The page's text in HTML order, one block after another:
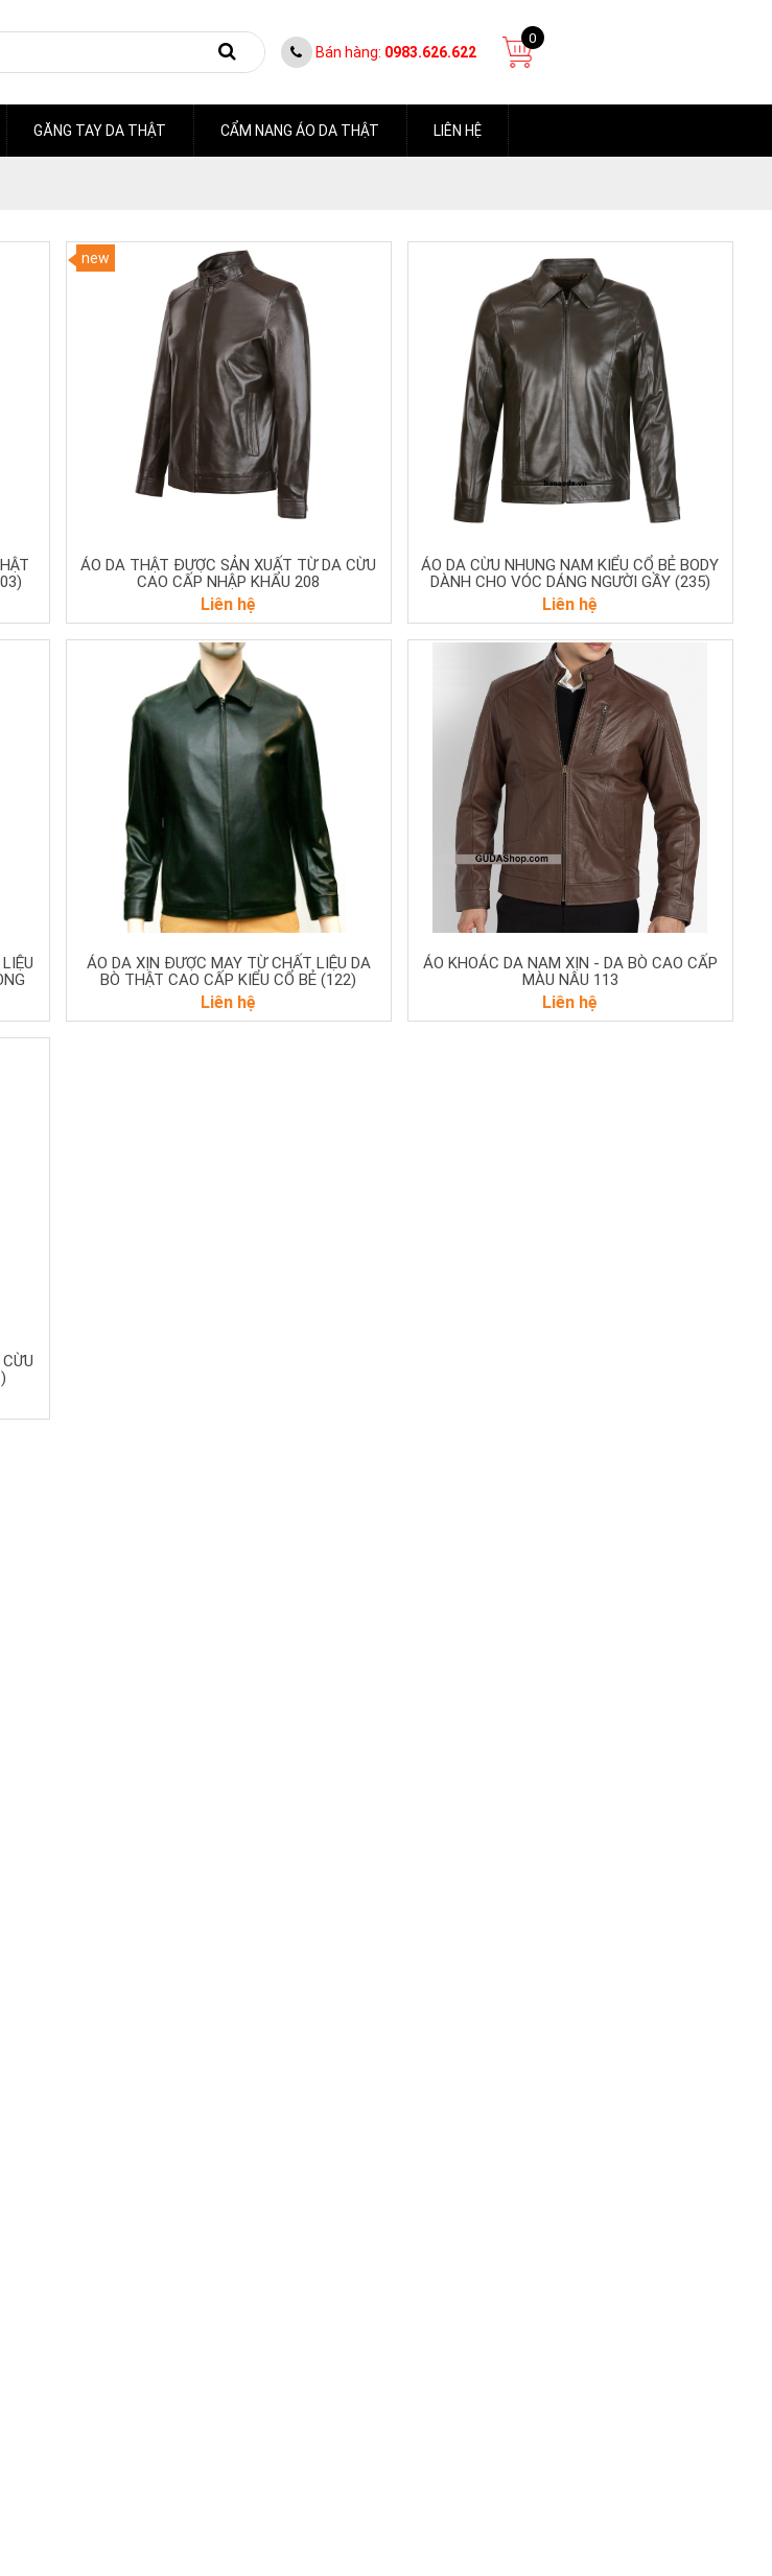
Bán hàng: 0983.626.622
0
GĂNG TAY DA THẬT CẨM NANG ÁO DA THẬT LIÊN HỆ
new
ÁO DA THẬT ĐƯỢC SẢN XUẤT TỪ DA CỪU
CAO CẤP NHẬP KHẨU 208
Liên hệ
ÁO DA CỪU NHUNG NAM KIỂU CỔ BẺ BODY
DÀNH CHO VÓC DÁNG NGƯỜI GẦY (235)
Liên hệ
ÁO DA XỊN ĐƯỢC MAY TỪ CHẤT LIỆU DA
BÒ THẬT CAO CẤP KIỂU CỔ BẺ (122)
Liên hệ
ÁO KHOÁC DA NAM XỊN - DA BÒ CAO CẤP
MÀU NÂU 113
Liên hệ